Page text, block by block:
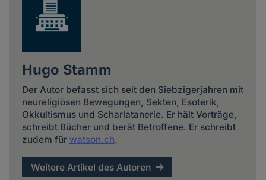
Hugo Stamm
Der Autor befasst sich seit den Siebzigerjahren mit
neureligiösen Bewegungen, Sekten, Esoterik,
Okkultismus und Scharlatanerie. Er hält Vorträge,
schreibt Bücher und berät Betroffene. Er schreibt
zudem für watson.ch.
Weitere Artikel des Autoren